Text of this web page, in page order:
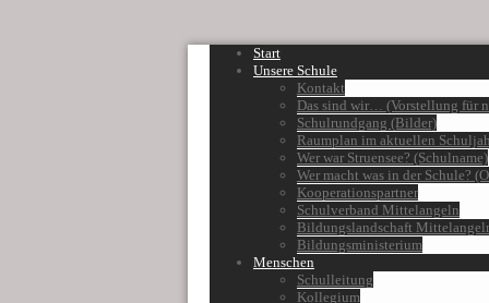
Start
Unsere Schule
Kontakt
Das sind wir… (Vorstellung für
Schulrundgang (Bilder)
Raumplan im aktuellen
Wer war Struensee? (Schulname)
Wer macht was in der Schule?
Kooperationspartner
Schulverband Mittelangeln
Bildungslandschaft
Bildungsministerium
Menschen
Schulleitung
Kollegium